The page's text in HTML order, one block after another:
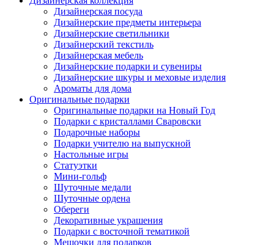
Дизайнерская посуда
Дизайнерские предметы интерьера
Дизайнерские светильники
Дизайнерский текстиль
Дизайнерская мебель
Дизайнерские подарки и сувениры
Дизайнерские шкуры и меховые изделия
Ароматы для дома
Оригинальные подарки
Оригинальные подарки на Новый Год
Подарки с кристаллами Сваровски
Подарочные наборы
Подарки учителю на выпускной
Настольные игры
Статуэтки
Мини-гольф
Шуточные медали
Шуточные ордена
Обереги
Декоративные украшения
Подарки с восточной тематикой
Мешочки для подарков